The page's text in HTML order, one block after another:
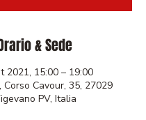
& Sede
2021, 15:00 – 19:00
Corso Cavour, 35, 27029
PV, Italia